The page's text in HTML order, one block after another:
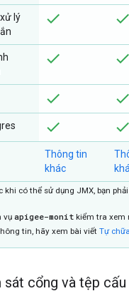
lý
Thông tin
khác
khi có thể sử dụng JMX, bạn
vụ apigee-monit kiểm tra xem
tin, hãy xem bài viết Tự
sát cổng và tệp cấu